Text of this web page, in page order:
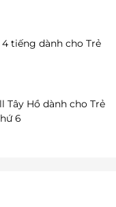
4 tiếng dành cho Trẻ
Tây Hồ dành cho Trẻ
6